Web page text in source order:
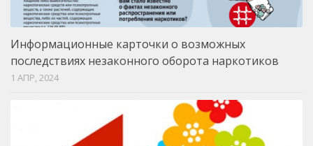
Информационные карточки о возможных
последствиях незаконного оборота наркотиков
1 АПР, 2024